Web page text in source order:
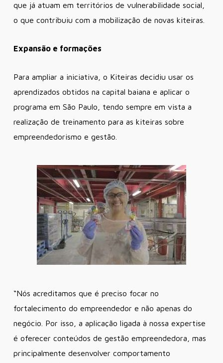
que já atuam em territórios de vulnerabilidade social,
o que contribuiu com a mobilização de novas kiteiras.
Expansão e formações
Para ampliar a iniciativa, o Kiteiras decidiu usar os
aprendizados obtidos na capital baiana e aplicar o
programa em São Paulo, tendo sempre em vista a
realização de treinamento para as kiteiras sobre
empreendedorismo e gestão.
“Nós acreditamos que é preciso focar no
fortalecimento do empreendedor e não apenas do
negócio. Por isso, a aplicação ligada à nossa expertise
é oferecer conteúdos de gestão empreendedora, mas
principalmente desenvolver comportamento